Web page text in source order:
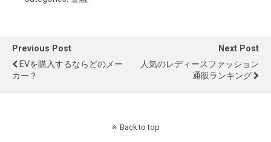
Previous Post
EVを購入するならどのメー
カー？
Next Post
人気のレディースファッション
通販ランキング
Back to top